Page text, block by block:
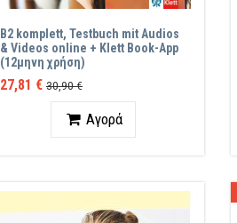
B2 komplett, Testbuch mit Audios
& Videos online + Klett Book-App
(12μηνη χρήση)
27,81 € 30,90 €
ΠοσότηταΑγορά